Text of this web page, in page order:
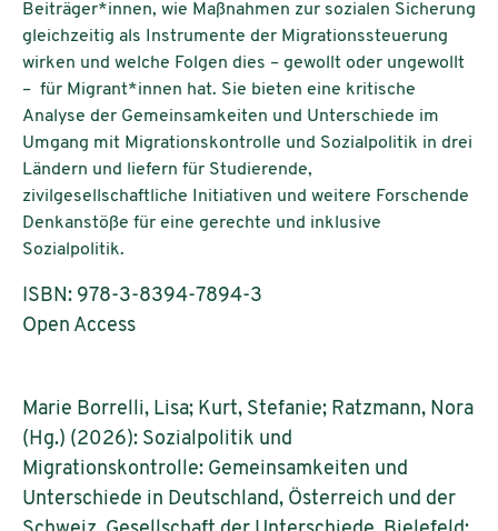
Beiträger*innen, wie Maßnahmen zur sozialen Sicherung
gleichzeitig als Instrumente der Migrationssteuerung
wirken und welche Folgen dies – gewollt oder ungewollt
– für Migrant*innen hat. Sie bieten eine kritische
Analyse der Gemeinsamkeiten und Unterschiede im
Umgang mit Migrationskontrolle und Sozialpolitik in drei
Ländern und liefern für Studierende,
zivilgesellschaftliche Initiativen und weitere Forschende
Denkanstöße für eine gerechte und inklusive
Sozialpolitik.
ISBN: 978-3-8394-7894-3
Open Access
Marie Borrelli, Lisa; Kurt, Stefanie; Ratzmann, Nora
(Hg.) (2026): Sozialpolitik und
Migrationskontrolle: Gemeinsamkeiten und
Unterschiede in Deutschland, Österreich und der